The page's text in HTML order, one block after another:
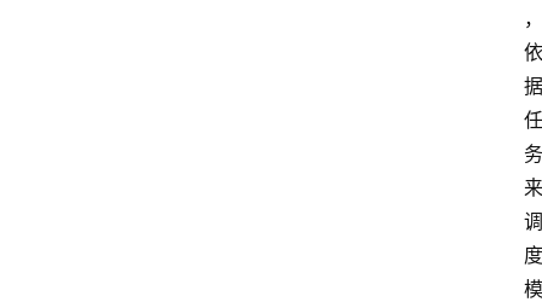
，
依
据
任
务
来
调
度
模